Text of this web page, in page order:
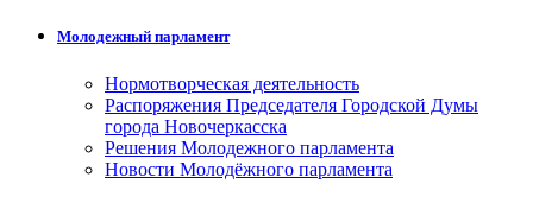
Молодежный парламент
Нормотворческая деятельность
Распоряжения Председателя Городской Думы
города Новочеркасска
Решения Молодежного парламента
Новости Молодёжного парламента